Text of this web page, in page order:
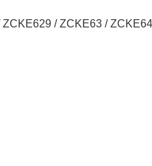
/ ZCKE63 /